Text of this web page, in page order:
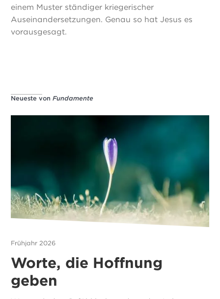
einem Muster ständiger kriegerischer
Auseinandersetzungen. Genau so hat Jesus es
vorausgesagt.
Neueste vonFundamente
Frühjahr 2026
Worte, die Hoffnung
geben